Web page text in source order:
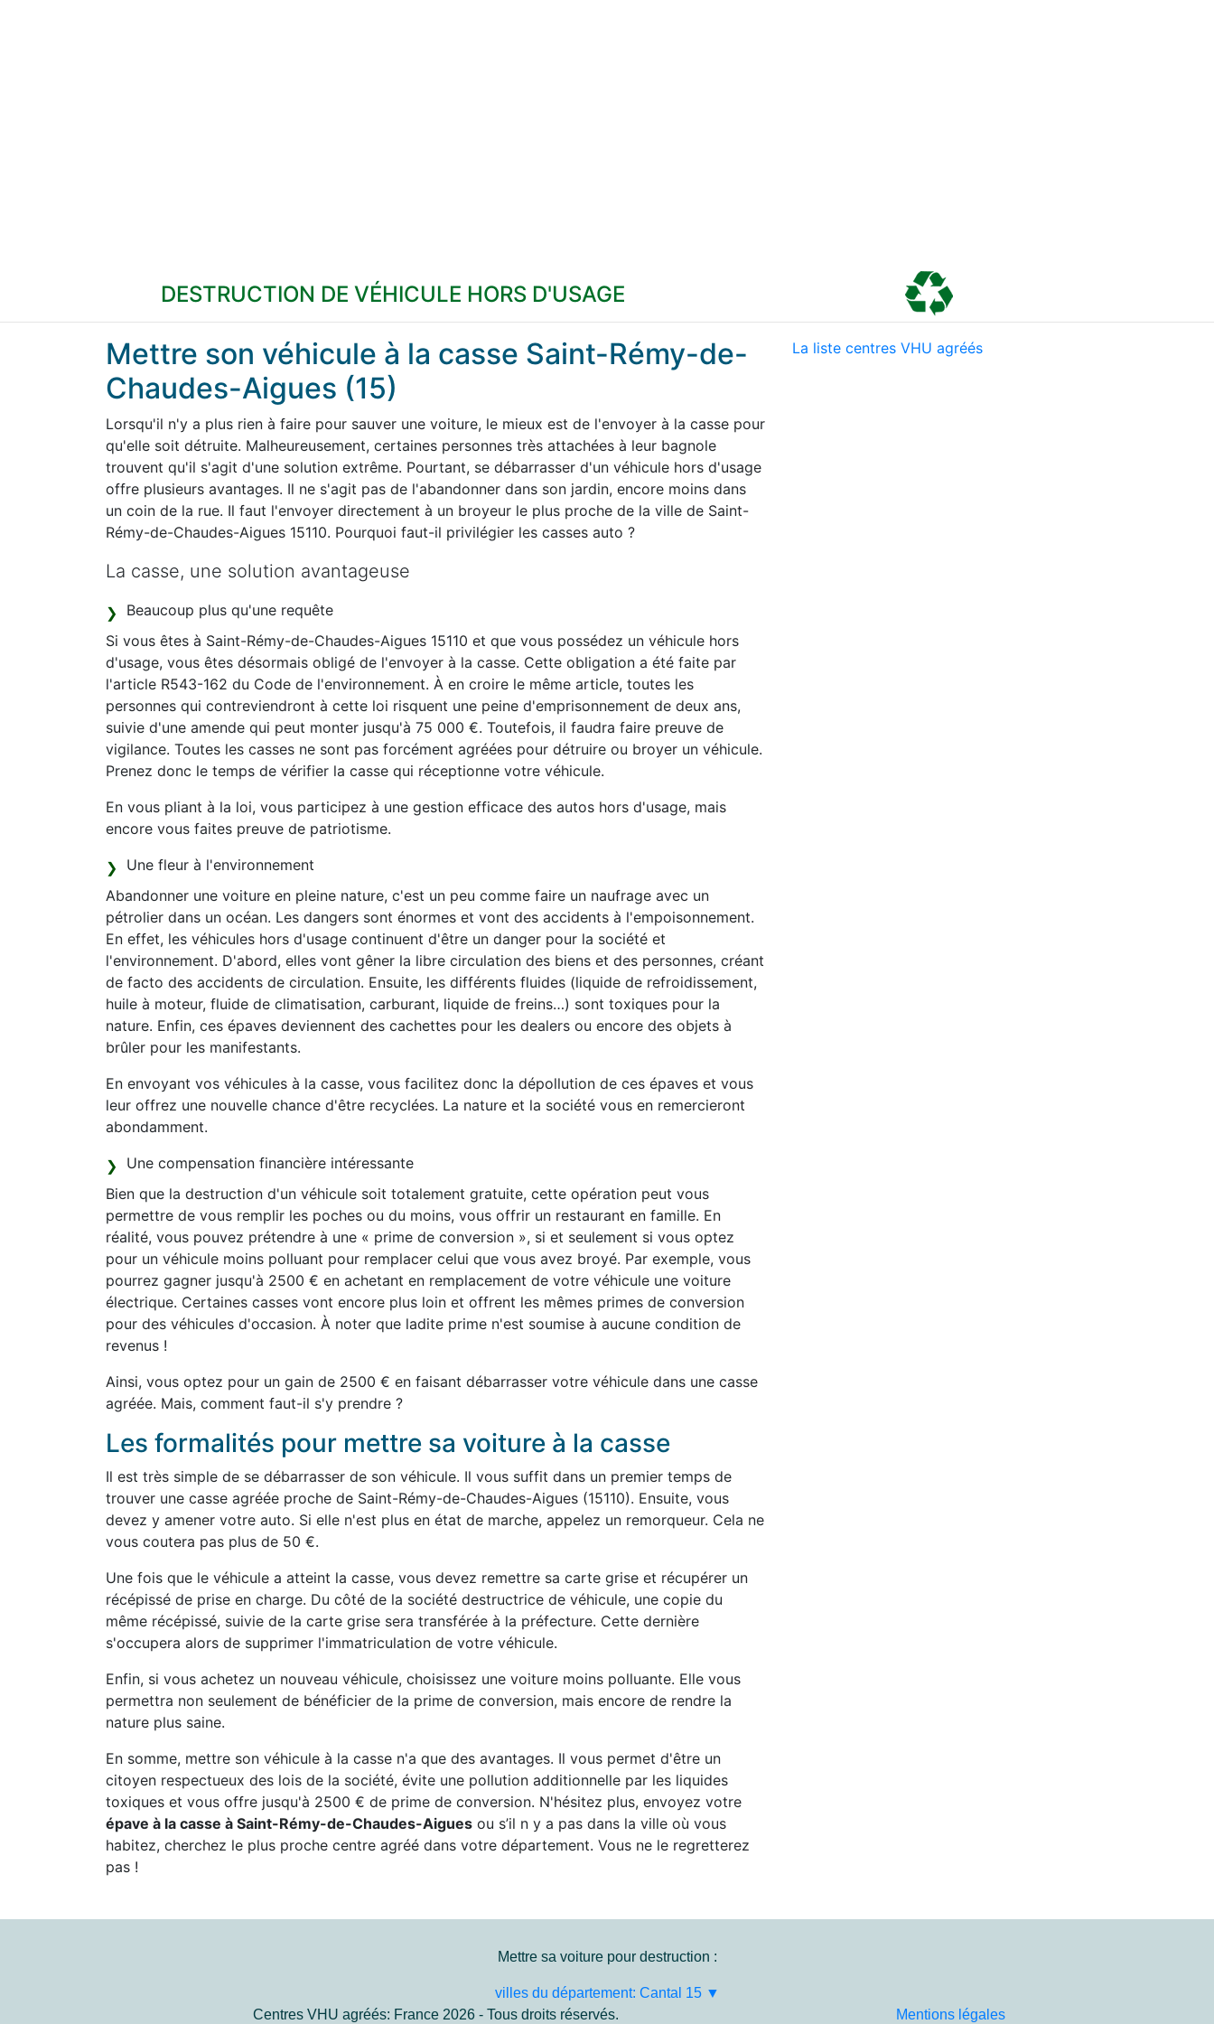
DESTRUCTION DE VÉHICULE HORS D'USAGE
Mettre son véhicule à la casse Saint-Rémy-de-
Chaudes-Aigues (15)
Lorsqu'il n'y a plus rien à faire pour sauver une voiture, le mieux est de l'envoyer à la casse pour
qu'elle soit détruite. Malheureusement, certaines personnes très attachées à leur bagnole
trouvent qu'il s'agit d'une solution extrême. Pourtant, se débarrasser d'un véhicule hors d'usage
offre plusieurs avantages. Il ne s'agit pas de l'abandonner dans son jardin, encore moins dans
un coin de la rue. Il faut l'envoyer directement à un broyeur le plus proche de la ville de Saint-
Rémy-de-Chaudes-Aigues 15110. Pourquoi faut-il privilégier les casses auto ?
La casse, une solution avantageuse
Beaucoup plus qu'une requête
Si vous êtes à Saint-Rémy-de-Chaudes-Aigues 15110 et que vous possédez un véhicule hors
d'usage, vous êtes désormais obligé de l'envoyer à la casse. Cette obligation a été faite par
l'article R543-162 du Code de l'environnement. À en croire le même article, toutes les
personnes qui contreviendront à cette loi risquent une peine d'emprisonnement de deux ans,
suivie d'une amende qui peut monter jusqu'à 75 000 €. Toutefois, il faudra faire preuve de
vigilance. Toutes les casses ne sont pas forcément agréées pour détruire ou broyer un véhicule.
Prenez donc le temps de vérifier la casse qui réceptionne votre véhicule.
En vous pliant à la loi, vous participez à une gestion efficace des autos hors d'usage, mais
encore vous faites preuve de patriotisme.
Une fleur à l'environnement
Abandonner une voiture en pleine nature, c'est un peu comme faire un naufrage avec un
pétrolier dans un océan. Les dangers sont énormes et vont des accidents à l'empoisonnement.
En effet, les véhicules hors d'usage continuent d'être un danger pour la société et
l'environnement. D'abord, elles vont gêner la libre circulation des biens et des personnes, créant
de facto des accidents de circulation. Ensuite, les différents fluides (liquide de refroidissement,
huile à moteur, fluide de climatisation, carburant, liquide de freins…) sont toxiques pour la
nature. Enfin, ces épaves deviennent des cachettes pour les dealers ou encore des objets à
brûler pour les manifestants.
En envoyant vos véhicules à la casse, vous facilitez donc la dépollution de ces épaves et vous
leur offrez une nouvelle chance d'être recyclées. La nature et la société vous en remercieront
abondamment.
Une compensation financière intéressante
Bien que la destruction d'un véhicule soit totalement gratuite, cette opération peut vous
permettre de vous remplir les poches ou du moins, vous offrir un restaurant en famille. En
réalité, vous pouvez prétendre à une « prime de conversion », si et seulement si vous optez
pour un véhicule moins polluant pour remplacer celui que vous avez broyé. Par exemple, vous
pourrez gagner jusqu'à 2500 € en achetant en remplacement de votre véhicule une voiture
électrique. Certaines casses vont encore plus loin et offrent les mêmes primes de conversion
pour des véhicules d'occasion. À noter que ladite prime n'est soumise à aucune condition de
revenus !
Ainsi, vous optez pour un gain de 2500 € en faisant débarrasser votre véhicule dans une casse
agréée. Mais, comment faut-il s'y prendre ?
Les formalités pour mettre sa voiture à la casse
Il est très simple de se débarrasser de son véhicule. Il vous suffit dans un premier temps de
trouver une casse agréée proche de Saint-Rémy-de-Chaudes-Aigues (15110). Ensuite, vous
devez y amener votre auto. Si elle n'est plus en état de marche, appelez un remorqueur. Cela ne
vous coutera pas plus de 50 €.
Une fois que le véhicule a atteint la casse, vous devez remettre sa carte grise et récupérer un
récépissé de prise en charge. Du côté de la société destructrice de véhicule, une copie du
même récépissé, suivie de la carte grise sera transférée à la préfecture. Cette dernière
s'occupera alors de supprimer l'immatriculation de votre véhicule.
Enfin, si vous achetez un nouveau véhicule, choisissez une voiture moins polluante. Elle vous
permettra non seulement de bénéficier de la prime de conversion, mais encore de rendre la
nature plus saine.
En somme, mettre son véhicule à la casse n'a que des avantages. Il vous permet d'être un
citoyen respectueux des lois de la société, évite une pollution additionnelle par les liquides
toxiques et vous offre jusqu'à 2500 € de prime de conversion. N'hésitez plus, envoyez votre
épave à la casse à Saint-Rémy-de-Chaudes-Aigues ou s’il n y a pas dans la ville où vous
habitez, cherchez le plus proche centre agréé dans votre département. Vous ne le regretterez
pas !
La liste centres VHU agréés
Mettre sa voiture pour destruction :
villes du département: Cantal 15 ▼
Centres VHU agréés: France 2026 - Tous droits réservés.
Mentions légales